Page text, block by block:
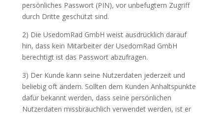
persönliches Passwort (PIN), vor unbefugtem Zugriff
durch Dritte geschützt sind.
2) Die UsedomRad GmbH weist ausdrücklich darauf
hin, dass kein Mitarbeiter der UsedomRad GmbH
berechtigt ist das Passwort abzufragen.
3) Der Kunde kann seine Nutzerdaten jederzeit und
beliebig oft ändern. Sollten dem Kunden Anhaltspunkte
dafür bekannt werden, dass seine persönlichen
Nutzerdaten missbräuchlich verwendet werden, ist er